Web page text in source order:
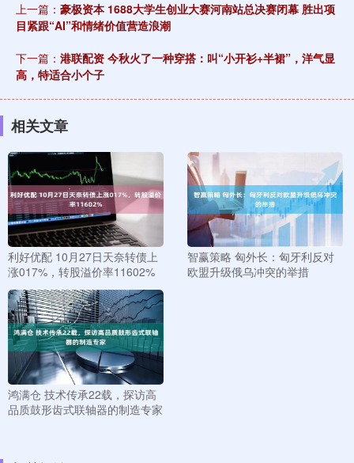
上一篇： 豪极资本 1688大学生创业大赛河南站总决赛闭幕 胜出项
目紧跟“AI”和情绪价值营造浪潮
下一篇： 港联配资 今秋火了一种穿搭：叫“小开衫+半裙”，洋气显
高，特适合小个子
相关文章
利好优配 10月27日天奈转债上
涨017%，转股溢价率11602%
智赢策略 匈外长：匈牙利反对
欧盟升级俄乌冲突的举措
鸿满仓 技术传承22载，探访高
品质鼓形齿式联轴器的制造专家